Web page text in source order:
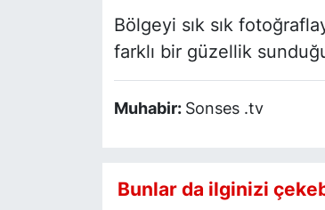
Bölgeyi sık sık
farklı bir güzellik
Muhabir: Sonses .tv
Bunlar da ilginizi